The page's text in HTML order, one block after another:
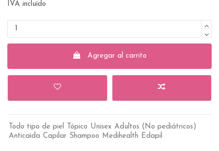
IVA incluído
Agregar al carrito
Todo tipo de piel Tópico Unisex Adultos (No pediátricos)
Anticaída Capilar Shampoo Medihealth Edapil